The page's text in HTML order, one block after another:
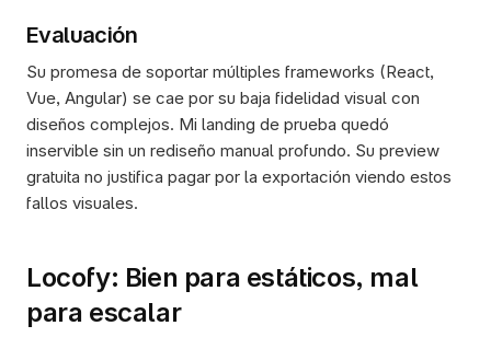
Evaluación
Su promesa de soportar múltiples frameworks (React,
Vue, Angular) se cae por su baja fidelidad visual con
diseños complejos. Mi landing de prueba quedó
inservible sin un rediseño manual profundo. Su preview
gratuita no justifica pagar por la exportación viendo estos
fallos visuales.
Locofy: Bien para estáticos, mal
para escalar